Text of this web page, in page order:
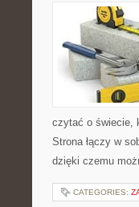
czytać o świecie,
Strona łączy w
dzięki czemu
CATEGORIES: